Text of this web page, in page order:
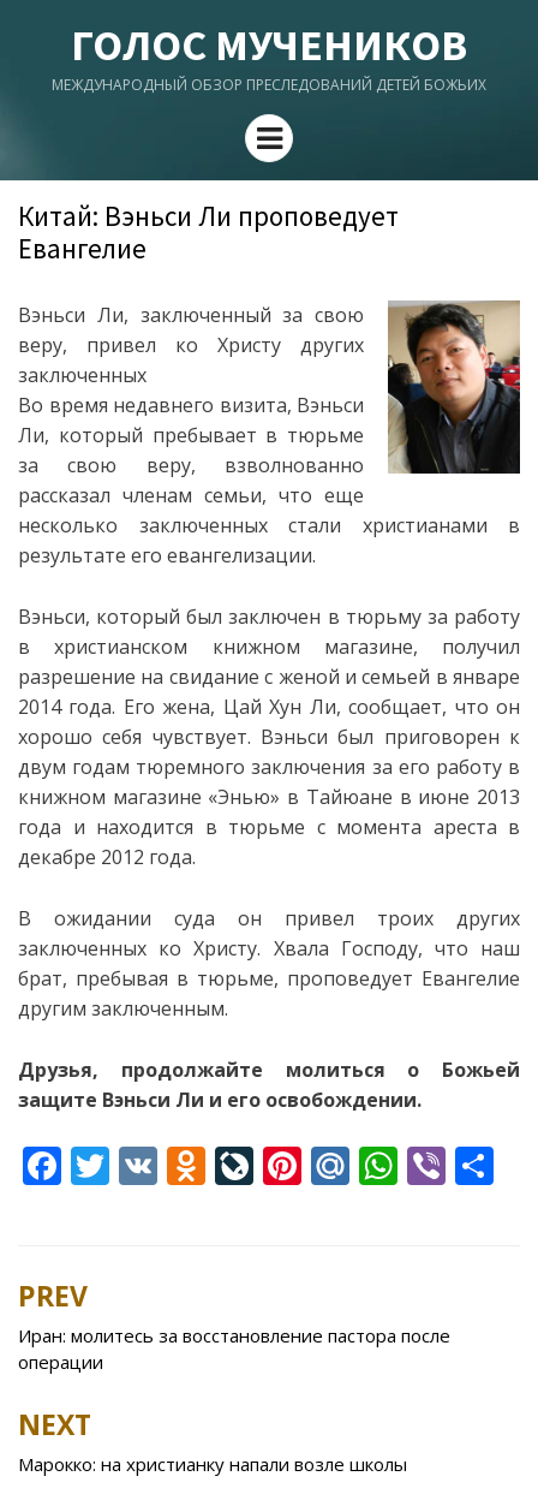
ГОЛОС МУЧЕНИКОВ
МЕЖДУНАРОДНЫЙ ОБЗОР ПРЕСЛЕДОВАНИЙ ДЕТЕЙ БОЖЬИХ
Menu
Китай: Вэньси Ли проповедует
Евангелие
Вэньси Ли, заключенный за свою
веру, привел ко Христу других
заключенных
Во время недавнего визита, Вэньси
Ли, который пребывает в тюрьме
за свою веру, взволнованно
рассказал членам семьи, что еще
несколько заключенных стали христианами в
результате его евангелизации.
Вэньси, который был заключен в тюрьму за работу
в христианском книжном магазине, получил
разрешение на свидание с женой и семьей в январе
2014 года. Его жена, Цай Хун Ли, сообщает, что он
хорошо себя чувствует. Вэньси был приговорен к
двум годам тюремного заключения за его работу в
книжном магазине «Энью» в Тайюане в июне 2013
года и находится в тюрьме с момента ареста в
декабре 2012 года.
В ожидании суда он привел троих других
заключенных ко Христу. Хвала Господу, что наш
брат, пребывая в тюрьме, проповедует Евангелие
другим заключенным.
Друзья, продолжайте молиться о Божьей
защите Вэньси Ли и его освобождении.
F
b
o
o
T V O
kl
as
ki
Li
u
r
Pi
st
M
u
W
A
p
Vi
Post
navigation
PREV
Иран: молитесь за восстановление пастора после
операции
NEXT
Марокко: на христианку напали возле школы